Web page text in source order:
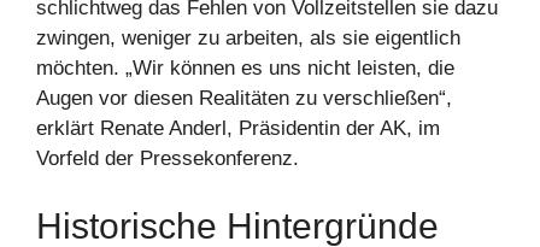
schlichtweg das Fehlen von Vollzeitstellen sie dazu
zwingen, weniger zu arbeiten, als sie eigentlich
möchten. „Wir können es uns nicht leisten, die
Augen vor diesen Realitäten zu verschließen“,
erklärt Renate Anderl, Präsidentin der AK, im
Vorfeld der Pressekonferenz.
Historische Hintergründe